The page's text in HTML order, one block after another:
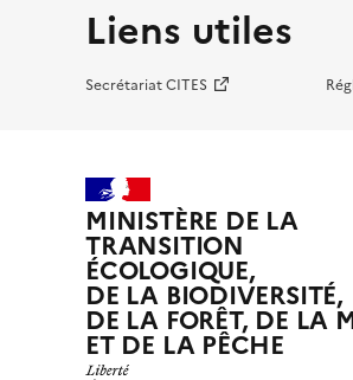
Liens utiles
Secrétariat CITES
MINISTÈRE DE LA
TRANSITION
ÉCOLOGIQUE,
DE LA BIODIVERSITÉ,
DE LA FORÊT, DE LA
ET DE LA PÊCHE